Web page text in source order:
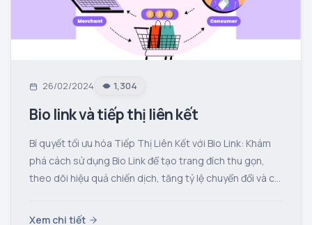
26/02/2024 1,304
Bio link và tiếp thị liên kết
Bí quyết tối ưu hóa Tiếp Thị Liên Kết với Bio Link: Khám
phá cách sử dụng Bio Link để tạo trang đích thu gọn,
theo dõi hiệu quả chiến dịch, tăng tỷ lệ chuyển đổi và cá
Xem chi tiết